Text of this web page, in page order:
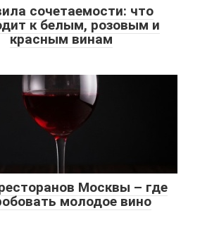
сочетаемости: что
к белым, розовым и
красным винам
Москвы – где
молодое вино